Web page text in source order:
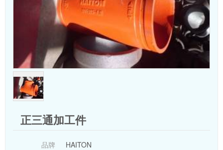
正三通加工件
品牌 HAITON